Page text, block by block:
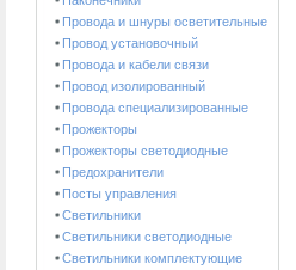
Провода и шнуры осветительные
Провод установочный
Провода и кабели связи
Провод изолированный
Провода специализированные
Прожекторы
Прожекторы светодиодные
Предохранители
Посты управления
Светильники
Светильники светодиодные
Светильники комплектующие